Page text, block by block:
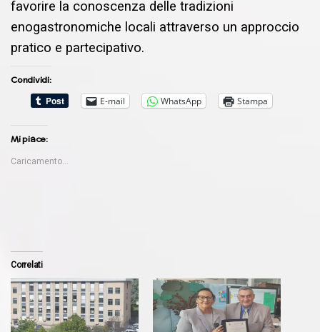
favorire la conoscenza delle tradizioni
enogastronomiche locali attraverso un approccio
pratico e partecipativo.
Condividi:
E-mail
WhatsApp Stampa
Mi piace:
Caricamento...
Correlati